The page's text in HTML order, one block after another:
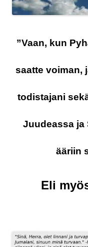
”Vaan, kun
saatte voiman,
todistajani
Juudeassa ja
ääriin
Eli